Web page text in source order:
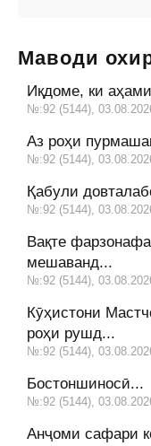
Маводи
Иқдоме, ки
№:92 (5144),
Аз роҳи
№:92 (5144),
Қабули
№:92 (5144),
Вақте
мешаванд...
№:92 (5144),
Кӯҳистони
роҳи рушд...
№:92 (5144),
Бостоншиносӣ...
№:92 (5144),
Анҷоми сафари